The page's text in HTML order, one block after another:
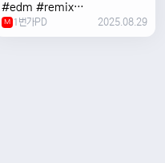
#edm #remix
#electronicmusic #singer
#newmusic #music #여행
M 1번가PD 2025.08.29